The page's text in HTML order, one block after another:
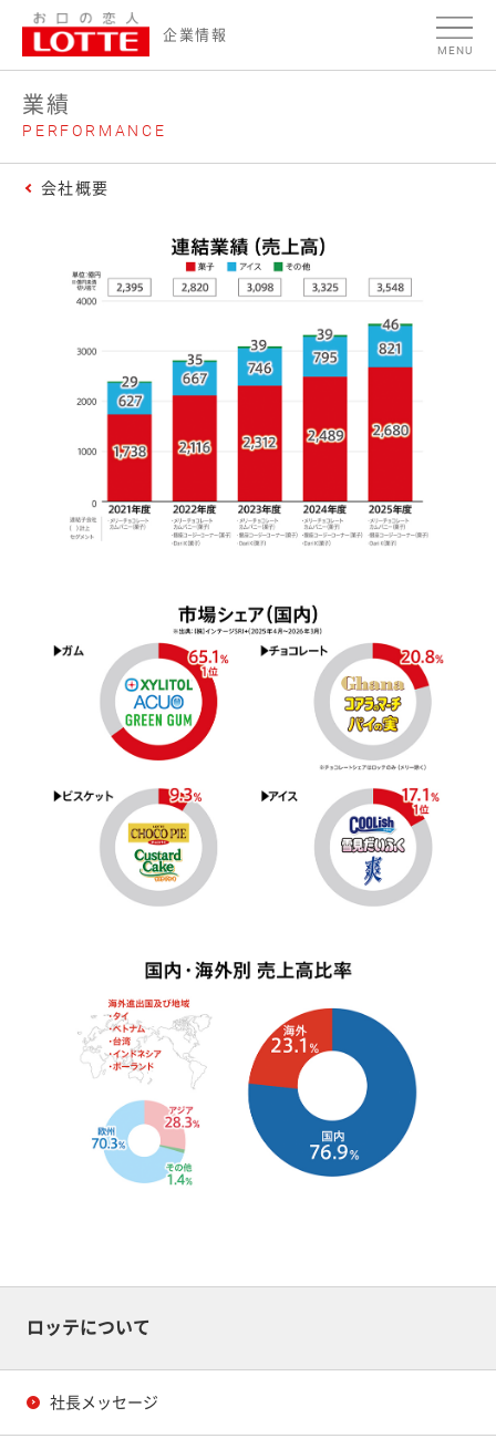
業
績
企業情報
MENU
業績
PERFORMANCE
会社概要
ロッテについて
社長メッセージ